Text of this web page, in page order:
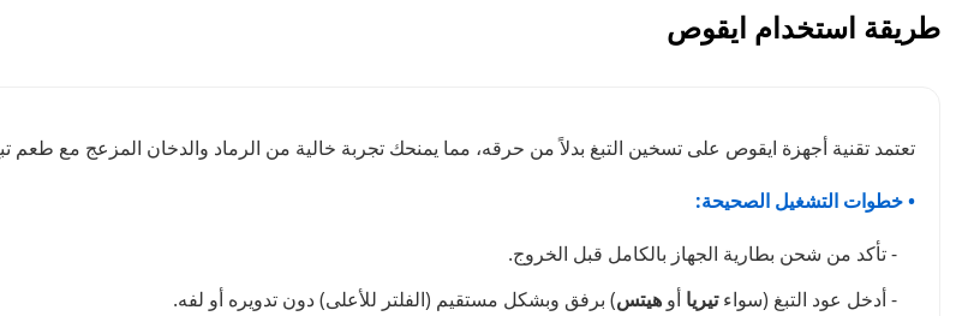
طريقة استخدام ايقوص
تعتمد تقنية أجهزة ايقوص على تسخين التبغ بدلاً من حرقه، مما يمنحك تجربة خالية من الرماد والدخان المزعج مع طعم
• خطوات التشغيل الصحيحة:
- تأكد من شحن بطارية الجهاز بالكامل قبل الخروج.
- أدخل عود التبغ (سواءتيريا أو هيتس) برفق وبشكل مستقيم (الفلتر للأعلى) دون تدويره أو لفه.